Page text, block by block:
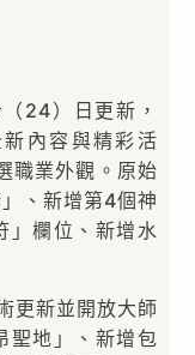
24）日更新，
內容與精彩活
職業外觀。原始
、新增第4個神
」欄位、新增水
更新並開放大師
聖地」、新增包